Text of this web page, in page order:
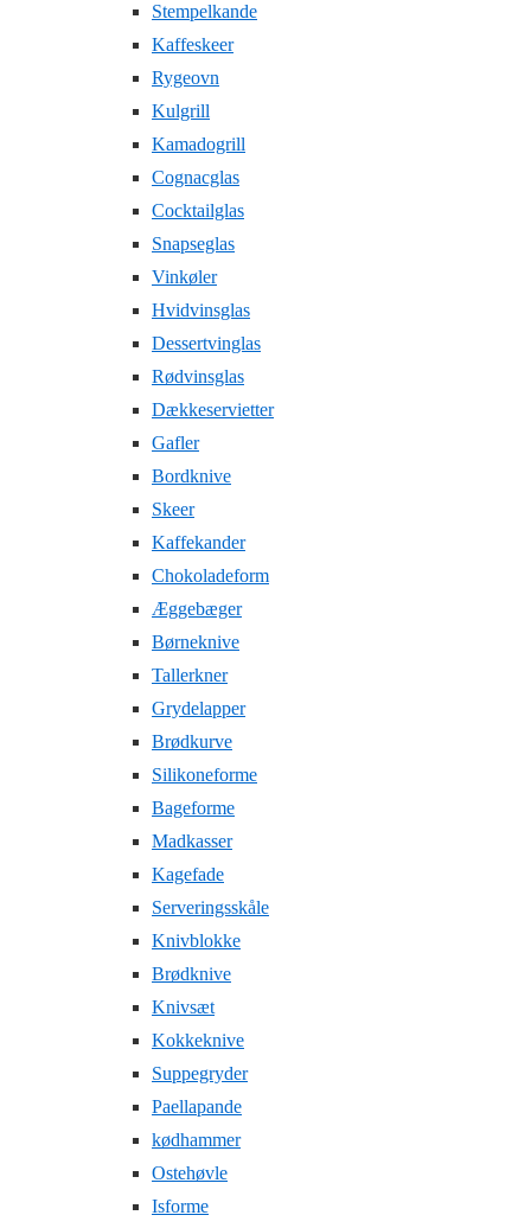
Stempelkande
Kaffeskeer
Rygeovn
Kulgrill
Kamadogrill
Cognacglas
Cocktailglas
Snapseglas
Vinkøler
Hvidvinsglas
Dessertvinglas
Rødvinsglas
Dækkeservietter
Gafler
Bordknive
Skeer
Kaffekander
Chokoladeform
Æggebæger
Børneknive
Tallerkner
Grydelapper
Brødkurve
Silikoneforme
Bageforme
Madkasser
Kagefade
Serveringsskåle
Knivblokke
Brødknive
Knivsæt
Kokkeknive
Suppegryder
Paellapande
kødhammer
Ostehøvle
Isforme